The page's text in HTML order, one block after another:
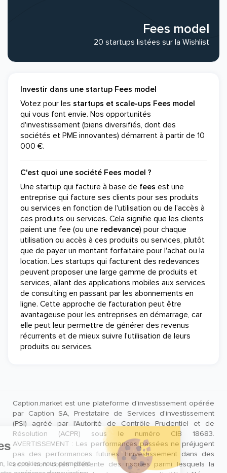
Fees model
20 startups listées sur la Wishlist
Investir dans une startup Fees model
Votez pour les startups et scale-ups Fees model
qui vous font envie. Nos opportunités
d'investissement (biens diversifiés, dont des
sociétés et PME innovantes) démarrent à partir de 10
000 €.
C'est quoi une société Fees model ?
Une startup qui facture à base de fees est une
entreprise qui facture ses clients pour ses produits
ou services en fonction de l'utilisation ou de l'accès à
ces produits ou services. Cela signifie que les clients
paient une fee (ou une redevance) pour chaque
utilisation ou accès à ces produits ou services, plutôt
que de payer un montant forfaitaire pour l'achat ou la
location. Les startups qui facturent des redevances
peuvent proposer une large gamme de produits et
services, allant des applications mobiles aux services
de consulting en passant par les abonnements en
ligne. Cette approche de facturation peut être
avantageuse pour les entreprises en démarrage, car
elle peut leur permettre de générer des revenus
récurrents et de mieux suivre l'utilisation de leurs
produits ou services.
Caption.market est une plateforme d'investissement opérée
par Caption SA, Prestataire de Services d'investissement
(PSI) agréé par l'Autorité de Contrôle Prudentiel et de
Résolution (ACPR) sous le numéro CIB 18683.
AVERTISSEMENT : Les performances passées ne préjugent
pas des performances futures. L’investissement dans des
actifs non cotés présente des risques parmi lesquels la